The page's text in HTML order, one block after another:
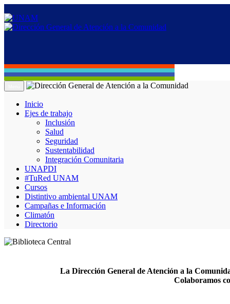
Inicio
Ejes de trabajo
Inclusión
Salud
Seguridad
Sustentabilidad
Integración Comunitaria
UNAPDI
#TuRed UNAM
Cursos
Distintivo ambiental UNAM
Campañas e Información
Climatón
Directorio
La Dirección General de Atención a la
Colaboramos